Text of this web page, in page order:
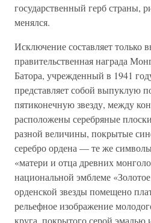
государственный герб страны,
менялся.
Исключение составляет только
правительственная награда
Батора, учрежденный в 1941
представляет собой выпуклую
пятиконечную звезду, между
расположены серебряные
разной величины, покрытые
серебро ордена — те же
«матери и отца древних
национальной эмблеме
орденской звезды помещено
рельефное изображение
круга, покрытого серой